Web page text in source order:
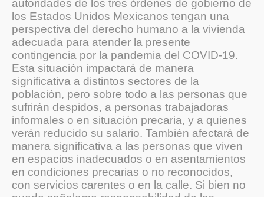
autoridades de los tres órdenes de gobierno de
los Estados Unidos Mexicanos tengan una
perspectiva del derecho humano a la vivienda
adecuada para atender la presente
contingencia por la pandemia del COVID-19.
Esta situación impactará de manera
significativa a distintos sectores de la
población, pero sobre todo a las personas que
sufrirán despidos, a personas trabajadoras
informales o en situación precaria, y a quienes
verán reducido su salario. También afectará de
manera significativa a las personas que viven
en espacios inadecuados o en asentamientos
en condiciones precarias o no reconocidos,
con servicios carentes o en la calle. Si bien no